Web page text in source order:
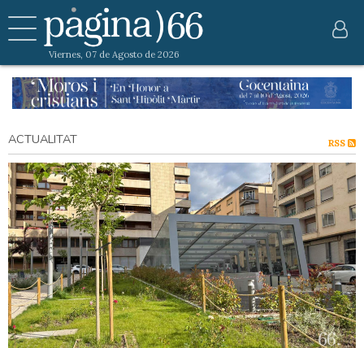
Viernes, 07 de Agosto de 2026
ACTUALITAT RSS